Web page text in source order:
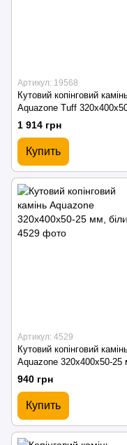
Артикул: 19568
Кутовий копінговий
Aquazone Tuff
мм, сірий (пористий)
1 914 грн
Купить
Артикул: 4529
Кутовий копінговий
Aquazone 320x400x50-25
білий
940 грн
Купить